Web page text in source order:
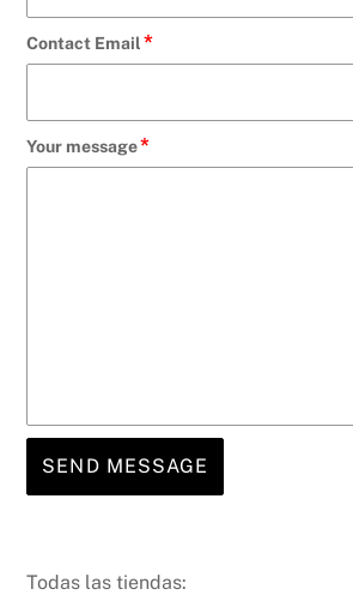
Contact Email *
Your message*
Todas las tiendas: